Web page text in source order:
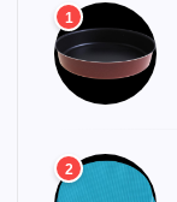
1
2